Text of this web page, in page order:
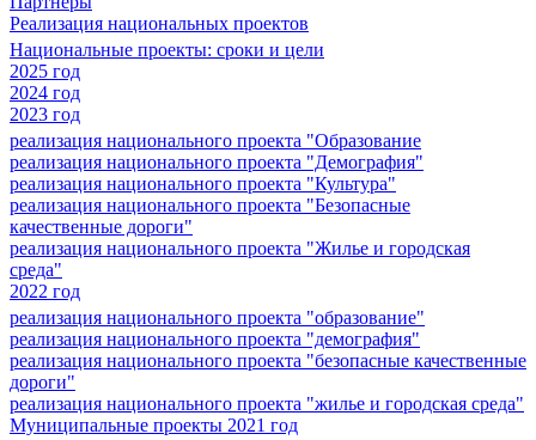
Реализация национальных проектов
Национальные проекты: сроки и цели
2025 год
2024 год
2023 год
реализация национального проекта "Образование
реализация национального проекта "Демография"
реализация национального проекта "Культура"
реализация национального проекта "Безопасные
качественные дороги"
реализация национального проекта "Жилье и городская
среда"
2022 год
реализация национального проекта "образование"
реализация национального проекта "демография"
реализация национального проекта "безопасные качественные
дороги"
реализация национального проекта "жилье и городская среда"
Муниципальные проекты 2021 год